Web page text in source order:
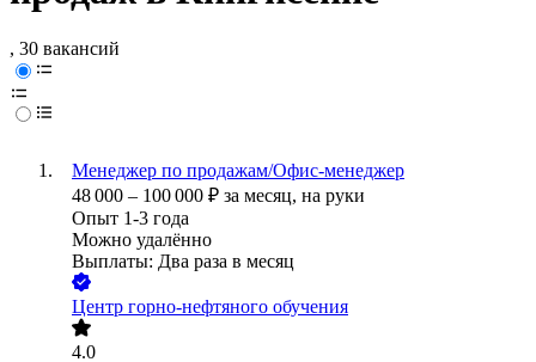
, 30 вакансий
Менеджер по продажам/Офис-менеджер
48 000 – 100 000 ₽ за месяц, на руки
Опыт 1-3 года
Можно удалённо
Выплаты: Два раза в месяц
Центр горно-нефтяного обучения
4.0